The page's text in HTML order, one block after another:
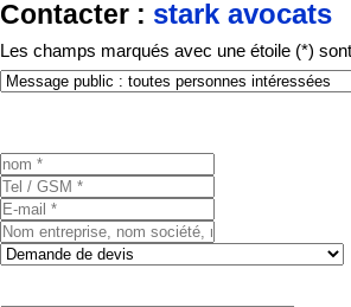
Contacter : stark avocats
Les champs marqués avec une étoile (*)